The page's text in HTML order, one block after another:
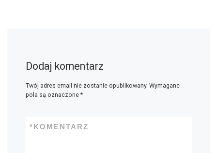
Dodaj komentarz
Twój adres email nie zostanie opublikowany. Wymagane
pola są oznaczone *
KOMENTARZ
*